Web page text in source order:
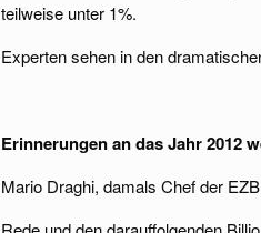
teilweise unter 1%.
Experten sehen in den
Erinnerungen an das Jahr 2012
Mario Draghi, damals Chef der